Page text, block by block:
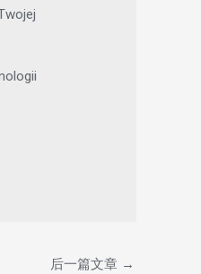
后一篇文章 →